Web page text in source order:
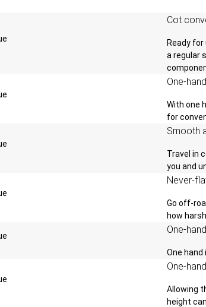
Cot
Ready
a regular
One-
With one
for
Smooth
Travel in
you and
Never-
Go off-
how
One-
One
One-
Allowing
height